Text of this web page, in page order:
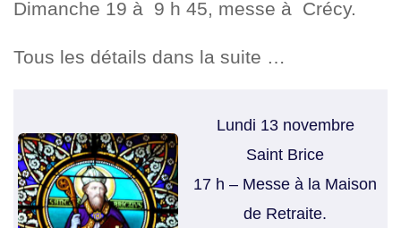
Dimanche 19 à 9 h 45, messe à Crécy.
Tous les détails dans la suite …
Lundi 13 novembre
Saint Brice
17 h – Messe à la Maison
de Retraite.